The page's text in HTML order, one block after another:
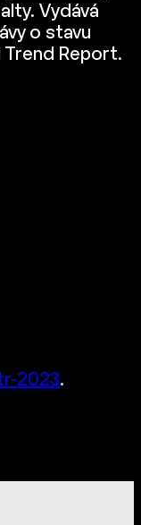
Vydává
o stavu
Report.
2023.